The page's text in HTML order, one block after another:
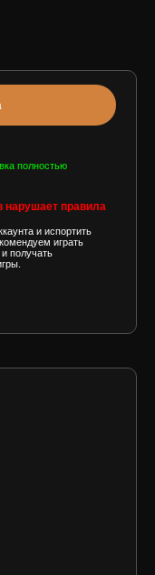
полностью
нарушает правила
и испортить
играть
получать